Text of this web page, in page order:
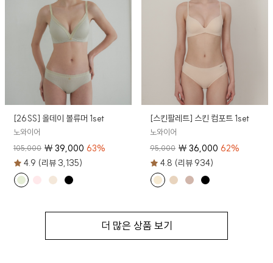
[26SS] 올데이 볼류머 1set
노와이어
105,000 ₩39,000 63%
4.9 (리뷰 3,135)
[스킨팔레트] 스킨 컴포트 1set
노와이어
95,000 ₩36,000 62%
4.8 (리뷰 934)
더 많은 상품 보기